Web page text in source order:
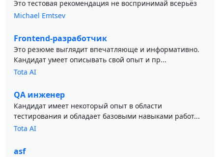
Это тестовая рекомендация не воспринимай всерьёз
Michael Emtsev
Frontend-разработчик
Это резюме выглядит впечатляюще и информативно.
Кандидат умеет описывать свой опыт и пр...
Tota AI
QA инженер
Кандидат имеет некоторый опыт в области
тестирования и обладает базовыми навыками работ...
Tota AI
asf